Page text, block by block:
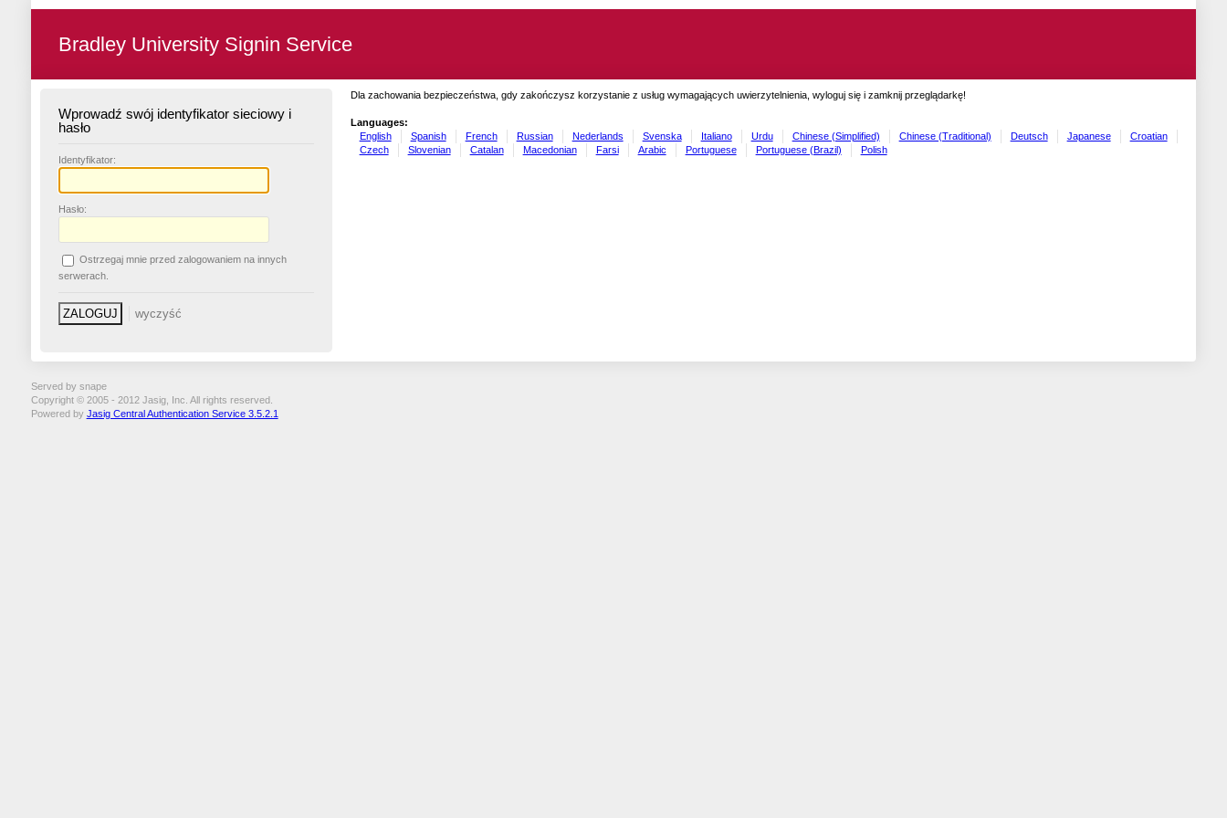
Bradley University Signin Service
Wprowadź swój identyfikator sieciowy i
hasło
Identyfikator:
Hasło:
Ostrzegaj mnie przed zalogowaniem na innych
serwerach.
Dla zachowania bezpieczeństwa, gdy zakończysz korzystanie z usług wymagających uwierzytelnienia, wyloguj się i zamknij przeglądarkę!
Languages:
English
Spanish French Russian Nederlands Svenska Italiano Urdu Chinese (Simplified) Chinese (Traditional) Deutsch Japanese
Croatian
Czech
Slovenian Catalan Macedonian Farsi Arabic Portuguese Portuguese (Brazil) Polish
Served by snape
Copyright © 2005 - 2012 Jasig, Inc. All rights reserved.
Powered by Jasig Central Authentication Service 3.5.2.1